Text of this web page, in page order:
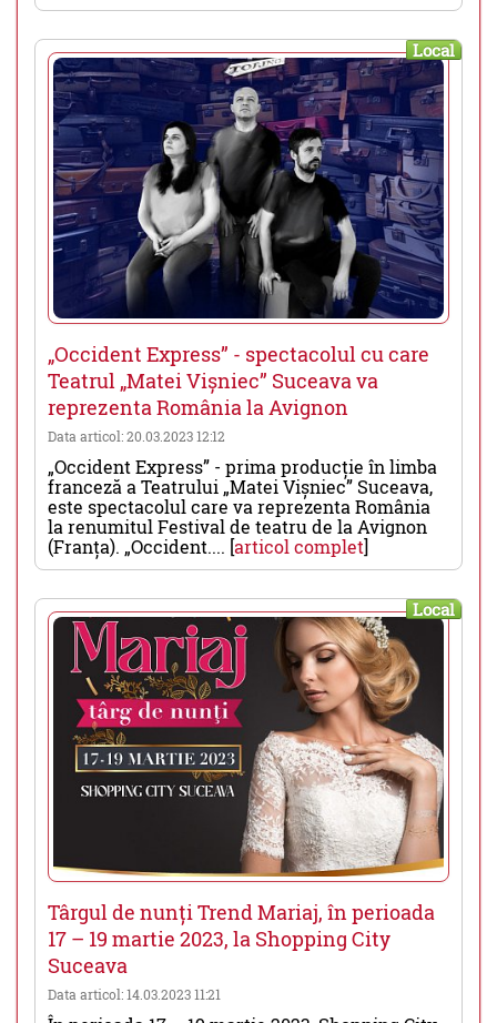
Local
„Occident Express” - spectacolul cu care
Teatrul „Matei Vișniec” Suceava va
reprezenta România la Avignon
Data articol: 20.03.2023 12:12
„Occident Express” - prima producție în limba
franceză a Teatrului „Matei Vișniec” Suceava,
este spectacolul care va reprezenta România
la renumitul Festival de teatru de la Avignon
(Franța). „Occident.... [articol complet]
Local
Târgul de nunți Trend Mariaj, în perioada
17 – 19 martie 2023, la Shopping City
Suceava
Data articol: 14.03.2023 11:21